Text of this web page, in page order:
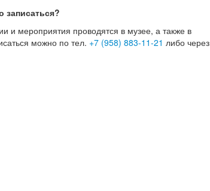
записаться?
и мероприятия проводятся в музее, а также в
можно по тел. +7 (958) 883-11-21 либо через